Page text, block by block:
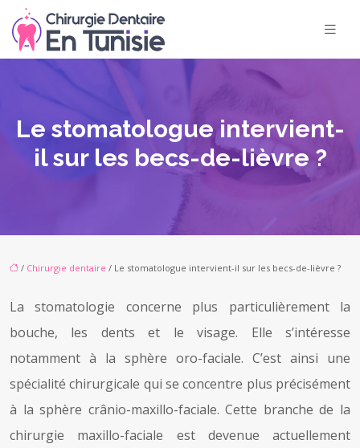
Le stomatologue intervient-
il sur les becs-de-lièvre ?
/ Chirurgie dentaire / Le stomatologue intervient-il sur les becs-de-lièvre ?
La stomatologie concerne plus particulièrement la
bouche, les dents et le visage. Elle s’intéresse
notamment à la sphère oro-faciale. C’est ainsi une
spécialité chirurgicale qui se concentre plus précisément
à la sphère crânio-maxillo-faciale. Cette branche de la
chirurgie maxillo-faciale est devenue actuellement